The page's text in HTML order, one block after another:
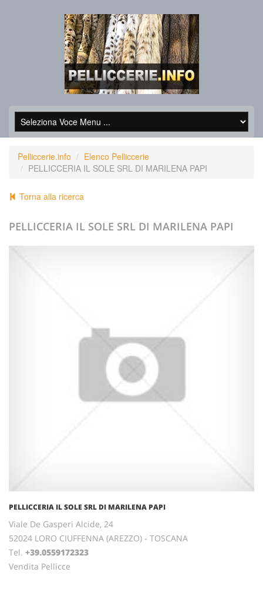
Pelliccerie.info
Elenco Pelliccerie
PELLICCERIA IL SOLE SRL DI MARILENA PAPI
Torna alla ricerca
PELLICCERIA IL SOLE SRL DI MARILENA PAPI
PELLICCERIA IL SOLE SRL DI MARILENA PAPI
Viale De Gasperi Alcide, 24
52024 LORO CIUFFENNA (AREZZO) - TOSCANA
Tel. +39.0559172323
Vendita Pellicce